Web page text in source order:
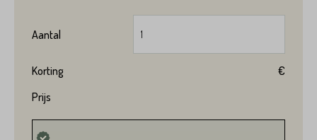
Aantal
Korting
€
Prijs
Voornaam*
Emailadres*